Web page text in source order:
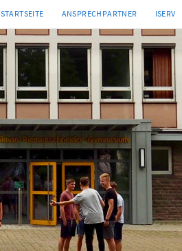
STARTSEITE ANSPRECHPARTNER ISERV